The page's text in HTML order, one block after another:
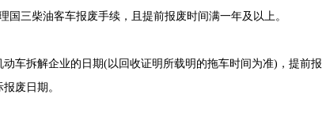
国三柴油客车报废手续，且提前报废时间满一年及以上。
拆解企业的日期(以回收证明所载明的拖车时间为准)，提前报
废日期。